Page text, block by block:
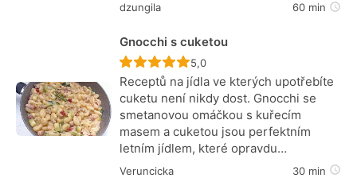
dzungila 60 min
Gnocchi s cuketou
Recept ještě nebyl hodnocen
5,0
Receptů na jídla ve kterých upotřebíte
cuketu není nikdy dost. Gnocchi se
smetanovou omáčkou s kuřecím
masem a cuketou jsou perfektním
letním jídlem, které opravdu…
Veruncicka 30 min